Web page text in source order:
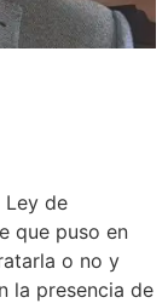
Ley de
que puso en
o no y
la presencia de